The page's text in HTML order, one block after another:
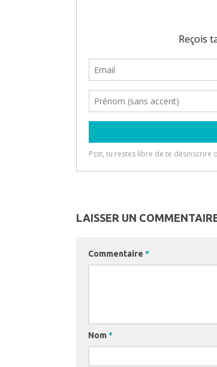
LAISSER UN
Commentaire *
Nom *